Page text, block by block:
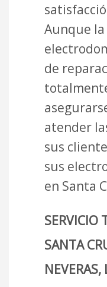
Aunque
de
atender
sus
sus
en Santa
SERVICIO
SANTA
NEVERAS,